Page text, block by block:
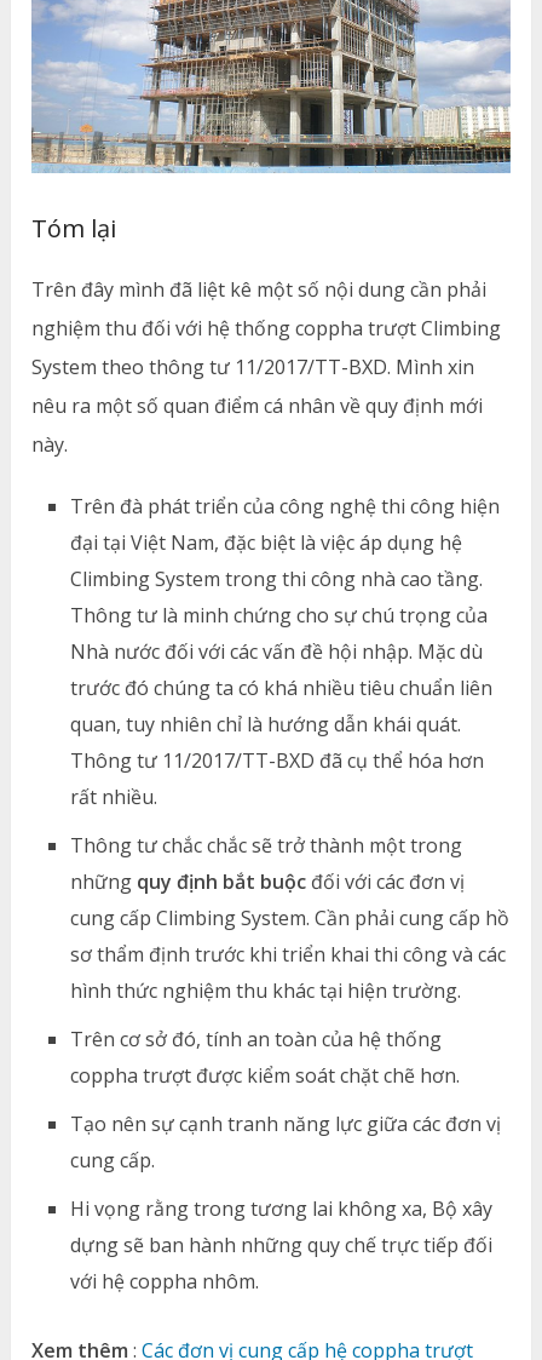
Tóm lại
Trên đây mình đã liệt kê một số nội dung cần phải
nghiệm thu đối với hệ thống coppha trượt Climbing
System theo thông tư 11/2017/TT-BXD. Mình xin
nêu ra một số quan điểm cá nhân về quy định mới
này.
Trên đà phát triển của công nghệ thi công hiện
đại tại Việt Nam, đặc biệt là việc áp dụng hệ
Climbing System trong thi công nhà cao tầng.
Thông tư là minh chứng cho sự chú trọng của
Nhà nước đối với các vấn đề hội nhập. Mặc dù
trước đó chúng ta có khá nhiều tiêu chuẩn liên
quan, tuy nhiên chỉ là hướng dẫn khái quát.
Thông tư 11/2017/TT-BXD đã cụ thể hóa hơn
rất nhiều.
Thông tư chắc chắc sẽ trở thành một trong
những quy định bắt buộc đối với các đơn vị
cung cấp Climbing System. Cần phải cung cấp hồ
sơ thẩm định trước khi triển khai thi công và các
hình thức nghiệm thu khác tại hiện trường.
Trên cơ sở đó, tính an toàn của hệ thống
coppha trượt được kiểm soát chặt chẽ hơn.
Tạo nên sự cạnh tranh năng lực giữa các đơn vị
cung cấp.
Hi vọng rằng trong tương lai không xa, Bộ xây
dựng sẽ ban hành những quy chế trực tiếp đối
với hệ coppha nhôm.
Xem thêm :Các đơn vị cung cấp hệ coppha trượt